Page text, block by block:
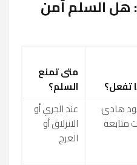
هل السلم آمن
تفعل؟
متى تمنع
السلم؟
هادئ
متابعة
عند الجري أو
الانزلاق أو
العرج